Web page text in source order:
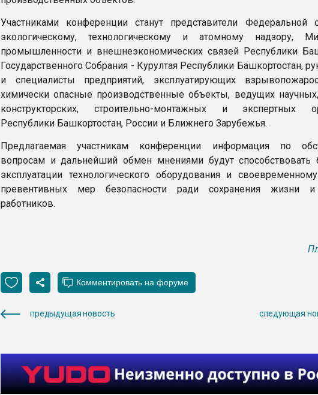
Участниками конференции станут представители
экологическому, технологическому и атомному надзору,
промышленности и внешнеэкономических связей Республики
Государственного Собрания - Курултая Республики Башкортостан,
и специалисты предприятий, эксплуатирующих
химически опасные производственные объекты, ведущих
конструкторских, строительно-монтажных и экспертных
Республики Башкортостан, России и Ближнего Зарубежья.
Предлагаемая участникам конференции информация по
вопросам и дальнейший обмен мнениями будут способствовать
эксплуатации технологического оборудования и
превентивных мер безопасности ради сохранения жизни
работников.
предыдущая новость следующая